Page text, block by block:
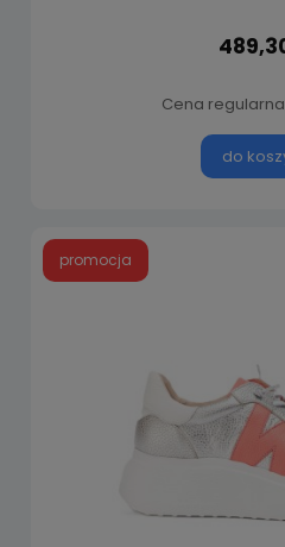
Cena
do
promocja